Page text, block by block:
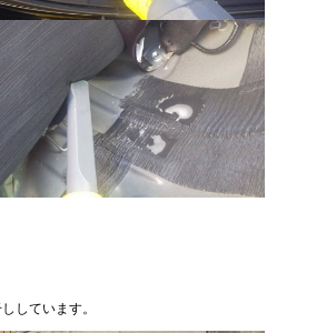
しています。